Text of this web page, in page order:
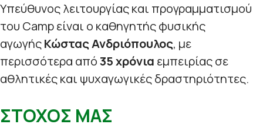
Υπεύθυνος λειτουργίας και προγραμματισμού
του Camp είναι ο καθηγητής φυσικής
αγωγήςΚώστας Ανδριόπουλος, με
περισσότερα από35 χρόνια εμπειρίας σε
αθλητικές και ψυχαγωγικές δραστηριότητες.
ΣΤΟΧΟΣ ΜΑΣ